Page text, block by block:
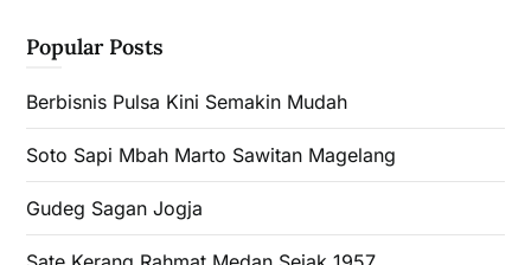
Popular Posts
Berbisnis Pulsa Kini Semakin Mudah
Soto Sapi Mbah Marto Sawitan Magelang
Gudeg Sagan Jogja